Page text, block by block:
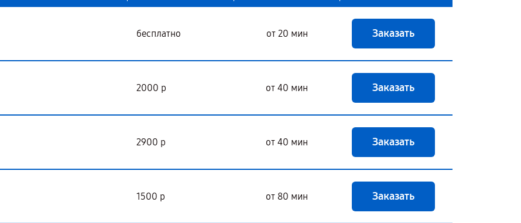
бесплатно от 20 мин Заказать
2000 р от 40 мин Заказать
2900 р от 40 мин Заказать
1500 р от 80 мин Заказать